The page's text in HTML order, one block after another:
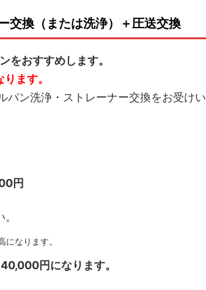
交換（または洗浄）＋圧送交換
をおすすめします。
ます。
パン洗浄・ストレーナー交換をお受けい
円
になります。
円になります。